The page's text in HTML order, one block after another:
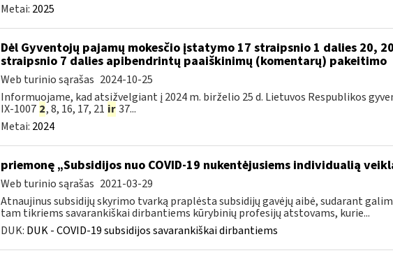
Metai: 2025
Dėl Gyventojų pajamų mokesčio įstatymo 17 straipsnio 1 dalies 20,
straipsnio 7 dalies apibendrintų paaiškinimų (komentarų) pakeitimo
Web turinio sąrašas 2024-10-25
Informuojame, kad atsižvelgiant į 2024 m. birželio 25 d. Lietuvos Respublikos
IX-1007 2, 8, 16, 17, 21 ir 37...
Metai: 2024
priemonę „Subsidijos nuo COVID-19 nukentėjusiems individualią
Web turinio sąrašas 2021-03-29
Atnaujinus subsidijų skyrimo tvarką praplėsta subsidijų gavėjų aibė, sudarant
tam tikriems savarankiškai dirbantiems kūrybinių profesijų atstovams, kurie...
DUK: DUK - COVID-19 subsidijos savarankiškai dirbantiems